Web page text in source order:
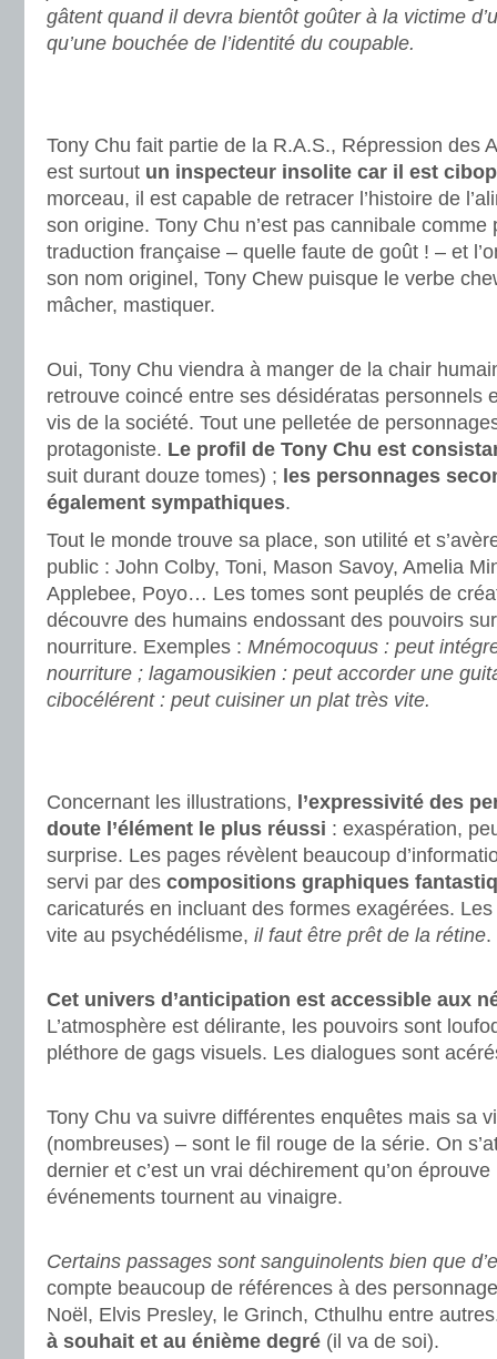
gâtent quand il devra bientôt goûter à la victime
qu’une bouchée de l’identité du coupable.
Tony Chu fait partie de la R.A.S., Répression des
est surtout un inspecteur insolite car il est
morceau, il est capable de retracer l’histoire de
son origine. Tony Chu n’est pas cannibale
traduction française – quelle faute de goût ! – et
son nom originel, Tony Chew puisque le verbe
mâcher, mastiquer.
Oui, Tony Chu viendra à manger de la chair
retrouve coincé entre ses désidératas personnels
vis de la société. Tout une pelletée de
protagoniste. Le profil de Tony Chu est
suit durant douze tomes) ; les personnages
également sympathiques.
Tout le monde trouve sa place, son utilité et
public : John Colby, Toni, Mason Savoy, Amelia
Applebee, Poyo… Les tomes sont peuplés de
découvre des humains endossant des pouvoirs
nourriture. Exemples : Mnémocoquus : peut
nourriture ; lagamousikien : peut accorder une
cibocélérent : peut cuisiner un plat très vite.
Concernant les illustrations, l’expressivité des
doute l’élément le plus réussi : exaspération,
surprise. Les pages révèlent beaucoup
servi par des compositions graphiques
caricaturés en incluant des formes exagérées.
vite au psychédélisme, il faut être prêt de la rétine.
Cet univers d’anticipation est accessible aux
L’atmosphère est délirante, les pouvoirs sont
pléthore de gags visuels. Les dialogues sont
Tony Chu va suivre différentes enquêtes mais sa
(nombreuses) – sont le fil rouge de la série. On
dernier et c’est un vrai déchirement qu’on
événements tournent au vinaigre.
Certains passages sont sanguinolents bien que
compte beaucoup de références à des
Noël, Elvis Presley, le Grinch, Cthulhu entre
à souhait et au énième degré (il va de soi).